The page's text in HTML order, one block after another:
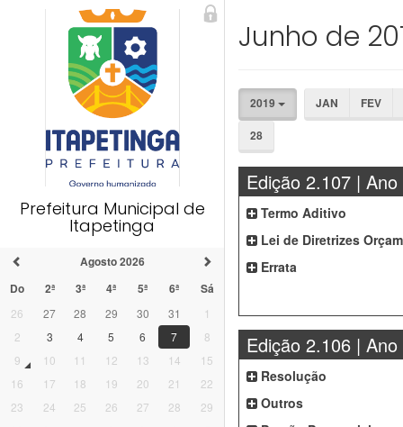
Prefeitura Municipal de
Itapetinga
Agosto 2026
Do
2ª 3ª 4ª 5ª 6ª Sá
26 27 28 29 30 31
1
2
3 4 5 6 7
8
9
10 11 12 13 14
15
16
17 18 19 20 21
22
23
24 25 26 27 28
29
Junho de
2019 JAN
FEV
28
Edição 2.107 | Ano
Termo Aditivo
Lei de Diretrizes
Errata
Edição 2.106 | Ano
Resolução
Outros